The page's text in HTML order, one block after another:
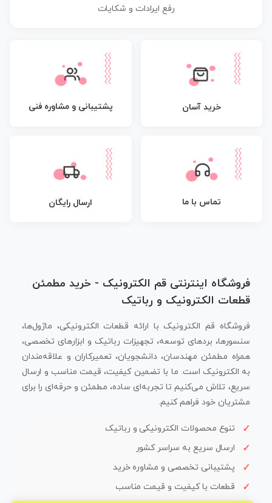
رفع ایرادات و شکایات
خرید آسان پشتیبانی و مشاوره فنی
تماس با ما ارسال رایگان
فروشگاه اینترنتی قم الکترونیک - خرید مطمئن
قطعات الکترونیک و رباتیک
فروشگاه قم الکترونیک با ارائه قطعات الکترونیکی، ماژول‌ها،
سنسورها، بردهای توسعه، تجهیزات رباتیک و ابزارهای تخصصی،
همراه مطمئن مهندسان، دانشجویان، تعمیرکاران و علاقه‌مندان
به الکترونیک است. ما با تضمین کیفیت، قیمت مناسب و ارسال
سریع، تلاش می‌کنیم تا تجربه‌ای ساده، مطمئن و حرفه‌ای را برای
مشتریان خود فراهم کنیم.
تنوع محصولات الکترونیکی و رباتیک
ارسال سریع به سراسر کشور
پشتیبانی تخصصی و مشاوره خرید
قطعات با کیفیت و قیمت مناسب